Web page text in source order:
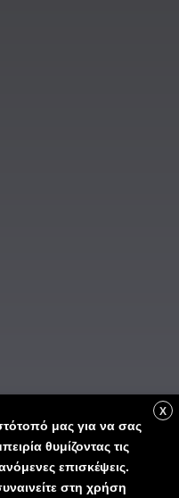
X
μας για να σας
θυμίζοντας τις
επισκέψεις.
στη χρήση